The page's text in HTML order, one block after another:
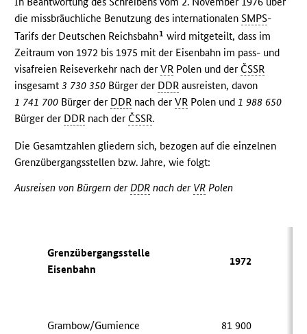
die missbräuchliche Benutzung des internationalenSMPS-
Tarifs der Deutschen Reichsbahn1 wird mitgeteilt, dass im
Zeitraum von 1972 bis 1975 mit der Eisenbahn im pass- und
visafreien Reiseverkehr nach derVR Polen und der ČSSR
insgesamt3 730 350 Bürger der DDR ausreisten, davon
1 741 700 Bürger der DDR nach derVR Polen und1 988 650
Bürger der DDR nach der ČSSR.
Die Gesamtzahlen gliedern sich, bezogen auf die einzelnen
Grenzübergangsstellen bzw. Jahre, wie folgt:
Ausreisen von Bürgern derDDR nach der VR Polen
Grenzübergangsstelle
Eisenbahn
1972
Grambow/Gumience 81 900